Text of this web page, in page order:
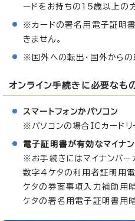
ードをお持ちの15歳以上の
※カードの署名用電子証明
きません。
※国外への転出・国外からの
オンライン手続きに必要なも
スマートフォンかパソコン
※パソコンの場合ICカードリ
電子証明書が有効なマイナン
※お手続きにはマイナンバー
数字4ケタの利用者証明用
ケタの券面事項入力補助用
ケタの署名用電子証明書用